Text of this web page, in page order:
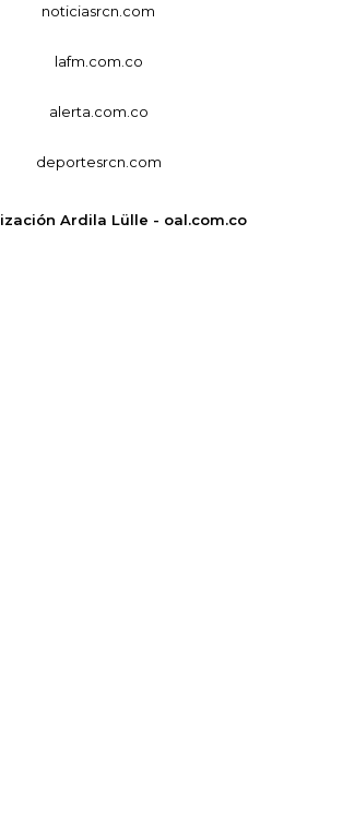
noticiasrcn.com
lafm.com.co
alerta.com.co
deportesrcn.com
Ardila Lülle - oal.com.co